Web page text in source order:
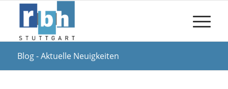
Blog - Aktuelle Neuigkeiten